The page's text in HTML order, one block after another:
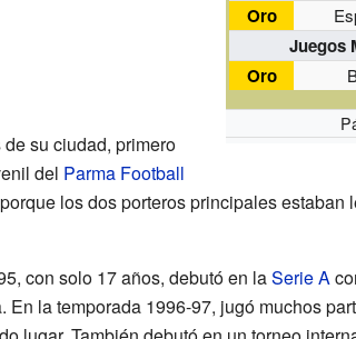
Oro
Juegos
Oro
su ciudad, primero
del Parma Football
los dos porteros principales estaban
con solo 17 años, debutó en laSerie A
En la temporada 1996-97, jugó muchos